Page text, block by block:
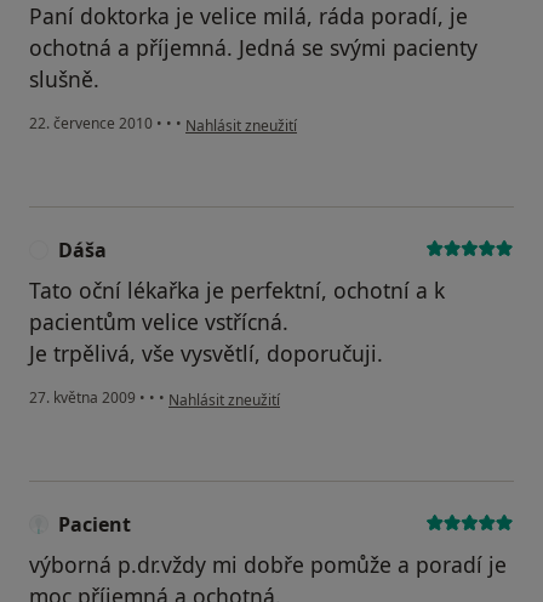
Paní doktorka je velice milá, ráda poradí, je
ochotná a příjemná. Jedná se svými pacienty
slušně.
22. července 2010 • • • podle názoru uživatele Pacient
Nahlásit zneužití
Dáša
Tato oční lékařka je perfektní, ochotní a k
pacientům velice vstřícná.
Je trpělivá, vše vysvětlí, doporučuji.
27. května 2009 • • • podle názoru uživatele Dáša
Nahlásit zneužití
Pacient
výborná p.dr.vždy mi dobře pomůže a poradí je
moc příjemná a ochotná.